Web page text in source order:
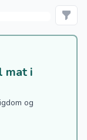
mat i
og